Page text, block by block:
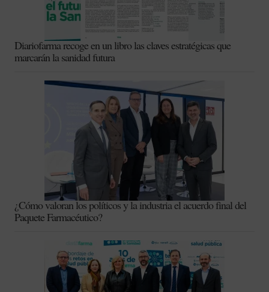
Diariofarma recoge en un libro las claves estratégicas que
marcarán la sanidad futura
¿Cómo valoran los políticos y la industria el acuerdo final del
Paquete Farmacéutico?